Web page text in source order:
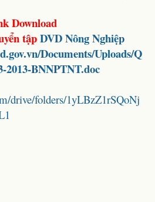
Download
tậpDVD Nông Nghiệp
Documents/Uploads/Q
2013-BNNPTNT.doc
drive/folders/1yLBzZ1rSQoNj